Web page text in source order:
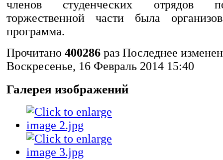
членов студенческих отрядов
торжественной части была
программа.
Прочитано 400286 раз Последнее
Воскресенье, 16 Февраль 2014 15:40
Галерея изображений